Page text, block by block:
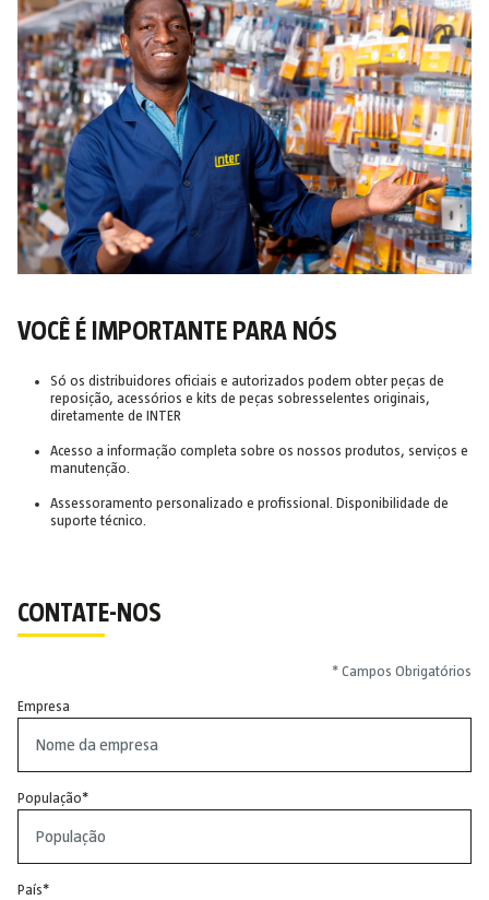
VOCÊ É IMPORTANTE PARA NÓS
Só os distribuidores oficiais e autorizados podem obter peças de
reposição, acessórios e kits de peças sobresselentes originais,
diretamente de INTER
Acesso a informação completa sobre os nossos produtos, serviços e
manutenção.
Assessoramento personalizado e profissional. Disponibilidade de
suporte técnico.
CONTATE-NOS
* Campos Obrigatórios
Empresa
População
País